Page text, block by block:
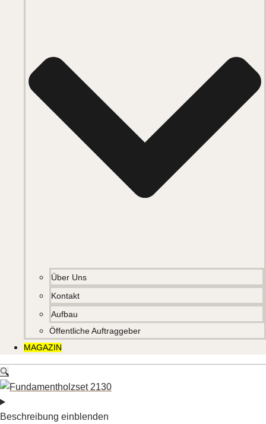
Über Uns
Kontakt
Aufbau
Öffentliche Auftraggeber
MAGAZIN
🔍
Beschreibung einblenden